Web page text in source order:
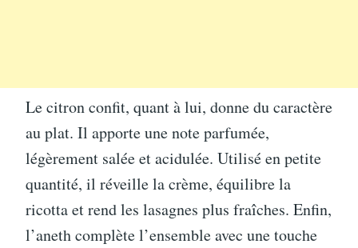
Le citron confit, quant à lui, donne du caractère
au plat. Il apporte une note parfumée,
légèrement salée et acidulée. Utilisé en petite
quantité, il réveille la crème, équilibre la
ricotta et rend les lasagnes plus fraîches. Enfin,
l’aneth complète l’ensemble avec une touche